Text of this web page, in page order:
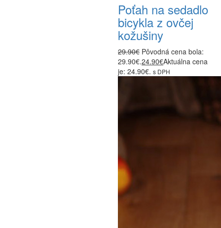
Poťah na sedadlo
bicykla z ovčej
kožušiny
29.90€ Pôvodná cena bola:
29.90€.24.90€Aktuálna cena
je: 24.90€. s DPH